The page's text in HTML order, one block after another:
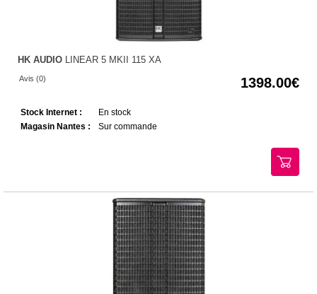
HK AUDIO LINEAR 5 MKII 115 XA
Avis (0) 1398.00
Stock Internet :
En stock
Magasin Nantes :
Sur commande